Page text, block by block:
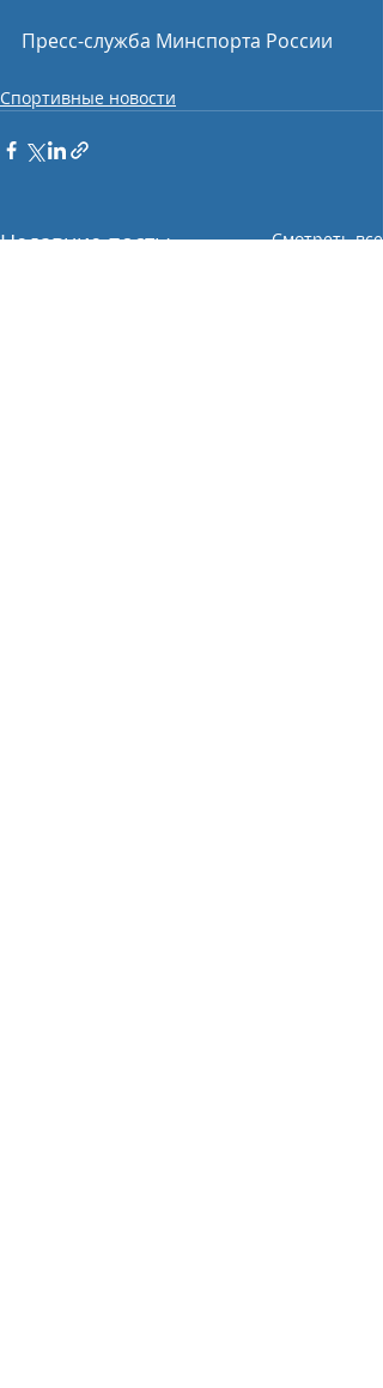
Пресс-служба Минспорта России
Спортивные новости
Недавние посты Смотреть все